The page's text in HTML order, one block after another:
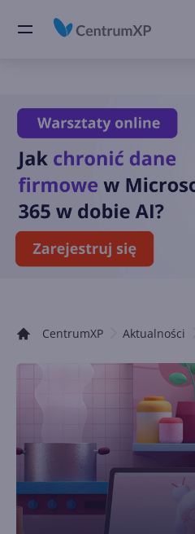
CentrumXP Aktualności